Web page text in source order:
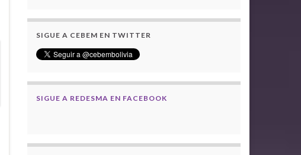
SIGUE A CEBEM EN TWITTER
SIGUE A REDESMA EN FACEBOOK